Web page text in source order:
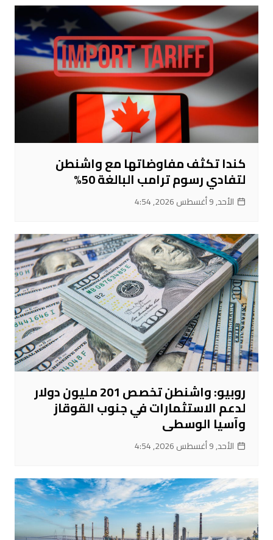
كندا تكثف مفاوضاتها مع واشنطن
لتفادي رسوم ترامب البالغة 50%
الأحد, 9 أغسطس 2026, 4:54
روبيو: واشنطن تخصص 201 مليون دولار
لدعم الاستثمارات في جنوب القوقاز
وآسيا الوسطى
الأحد, 9 أغسطس 2026, 4:54